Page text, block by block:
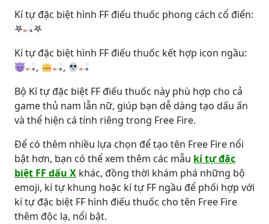
Kí tự đặc biệt hình FF điếu thuốc phong cách cổ điển:
𖤐
𖤐
Kí tự đặc biệt hình FF điếu thuốc kết hợp icon ngầu:
,
,
Bộ Kí tự đặc biệt FF điếu thuốc này phù hợp cho cả
game thủ nam lẫn nữ, giúp bạn dễ dàng tạo dấu ấn
và thể hiện cá tính riêng trong Free Fire.
Để có thêm nhiều lựa chọn để tạo tên Free Fire nổi
bật hơn, bạn có thể xem thêm các mẫu kí tự đặc
biệt FF dấu X khác, đồng thời khám phá những bộ
emoji, kí tự khung hoặc kí tự FF ngầu để phối hợp với
kí tự đặc biệt FF hình điếu thuốc cho tên Free Fire
thêm độc lạ, nổi bật.